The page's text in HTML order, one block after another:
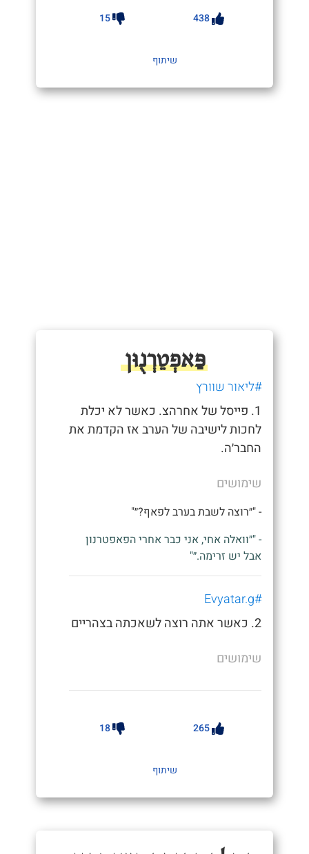
438
15
שיתוף
פַּאפְטֵרְנֻוּן
#ליאור שוורץ
1. פייסל של אחרהצ. כאשר לא יכלת
לחכות לישיבה של הערב אז הקדמת את
החבר׳ה.
שימושים
- "״רוצה לשבת בערב לפאף?״"
- "״וואלה אחי, אני כבר אחרי הפאפטרנון
אבל יש זרימה.״"
#Evyatar.g
2. כאשר אתה רוצה לשאכתה בצהריים
שימושים
265
18
שיתוף